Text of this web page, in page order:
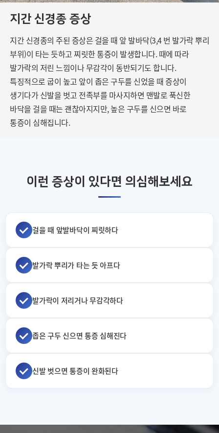
지간 신경종 증상
지간 신경종의 주된 증상은 걸을 때 앞 발바닥(3,4 번 발가락 뿌리
부위)이 타는 듯하고 찌릿한 통증이 발생합니다.때에 따라
발가락의 저린 느낌이나 무감각이 동반되기도 합니다.
특징적으로 굽이 높고 앞이 좁은 구두를 신었을 때증상이
생기다가 신발을 벗고 전족부를 마사지하면 맨발로 푹신한
바닥을 걸을 때는 괜찮아지지만, 높은 구두를 신으면 바로
통증이 심해집니다.
이런 증상이 있다면 의심해보세요
걸을 때 앞발바닥이 찌릿하다
발가락 뿌리가 타는 듯 아프다
발가락이 저리거나 무감각하다
좁은 구두 신으면 통증 심해진다
신발 벗으면 통증이 완화된다